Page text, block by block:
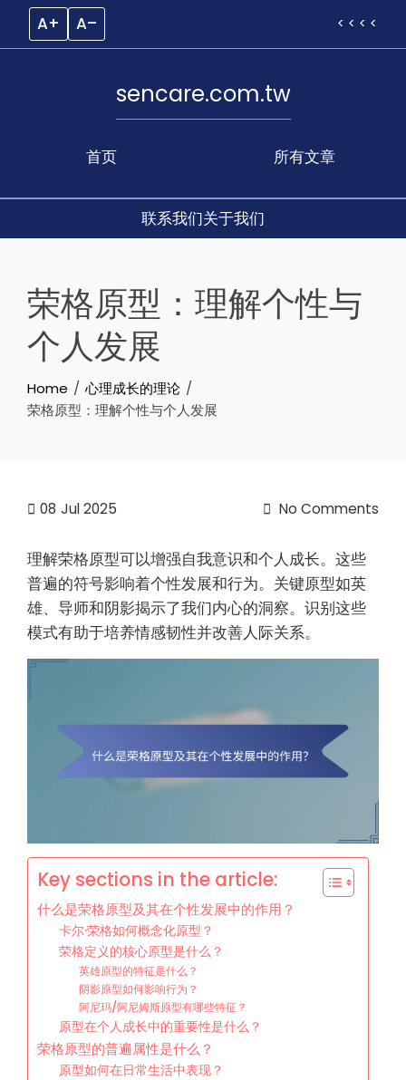
A+ A– < < < <
首页
sencare.com.tw
所有文章
联系我们关于我们
content
荣格原型：理解个性与
个人发展
Home
心理成长的理论
荣格原型：理解个性与个人发展
08 Jul 2025 No Comments
理解荣格原型可以增强自我意识和个人成长。这些
普遍的符号影响着个性发展和行为。关键原型如英
雄、导师和阴影揭示了我们内心的洞察。识别这些
模式有助于培养情感韧性并改善人际关系。
Key sections in the article:
什么是荣格原型及其在个性发展中的作用？
卡尔·荣格如何概念化原型？
荣格定义的核心原型是什么？
英雄原型的特征是什么？
阴影原型如何影响行为？
阿尼玛/阿尼姆斯原型有哪些特征？
原型在个人成长中的重要性是什么？
荣格原型的普遍属性是什么？
原型如何在日常生活中表现？